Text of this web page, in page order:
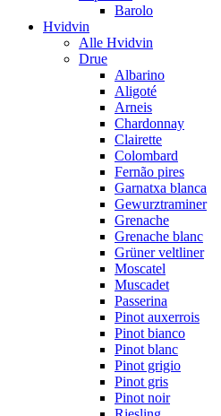
Barolo
Hvidvin
Alle Hvidvin
Drue
Albarino
Aligoté
Arneis
Chardonnay
Clairette
Colombard
Fernão pires
Garnatxa blanca
Gewurztraminer
Grenache
Grenache blanc
Grüner veltliner
Moscatel
Muscadet
Passerina
Pinot auxerrois
Pinot bianco
Pinot blanc
Pinot grigio
Pinot gris
Pinot noir